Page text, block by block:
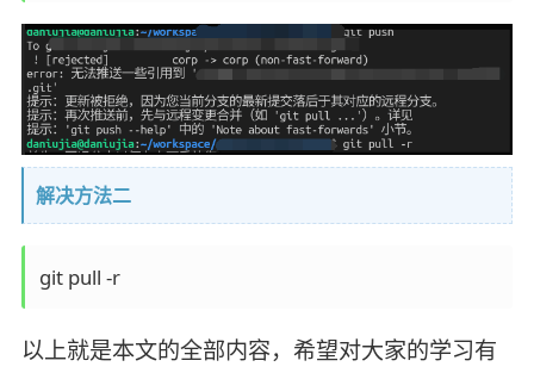
解决方法二
git pull -r
以上就是本文的全部内容，希望对大家的学习有